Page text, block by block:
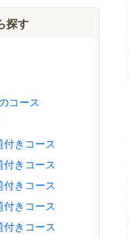
探す
コース
付きコース
付きコース
付きコース
付きコース
付きコース